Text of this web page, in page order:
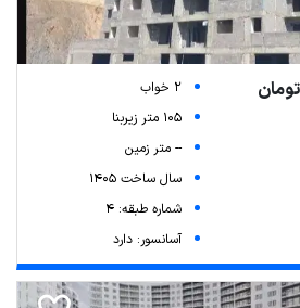
2 خواب
105 متر زیربنا
-- متر زمین
سال ساخت 1405
شماره طبقه: 4
آسانسور: دارد